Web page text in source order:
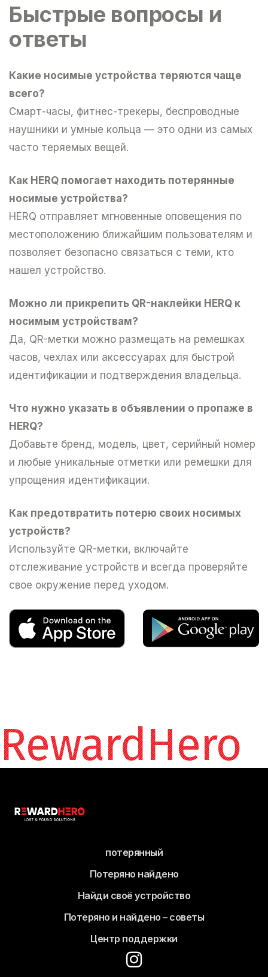
Быстрые вопросы и
ответы
Какие носимые устройства теряются чаще
всего?
Смарт-часы, фитнес-трекеры, беспроводные
наушники и умные кольца — это одни из самых
часто теряемых вещей.
Как HERQ помогает находить потерянные
носимые устройства?
HERQ отправляет мгновенные оповещения по
местоположению ближайшим пользователям и
позволяет безопасно связаться с теми, кто
нашел устройство.
Можно ли прикрепить QR-наклейки HERQ к
носимым устройствам?
Да, QR-метки можно размещать на ремешках
часов, чехлах или аксессуарах для быстрой
идентификации и подтверждения владельца.
Что нужно указать в объявлении о пропаже в
HERQ?
Добавьте бренд, модель, цвет, серийный номер
и любые уникальные отметки или ремешки для
упрощения идентификации.
Как предотвратить потерю своих носимых
устройств?
Используйте QR-метки, включайте
отслеживание устройств и всегда проверяйте
свое окружение перед уходом.
RewardHero
потерянный
Потеряно найдено
Найди своё устройство
Потеряно и найдено – советы
Центр поддержки